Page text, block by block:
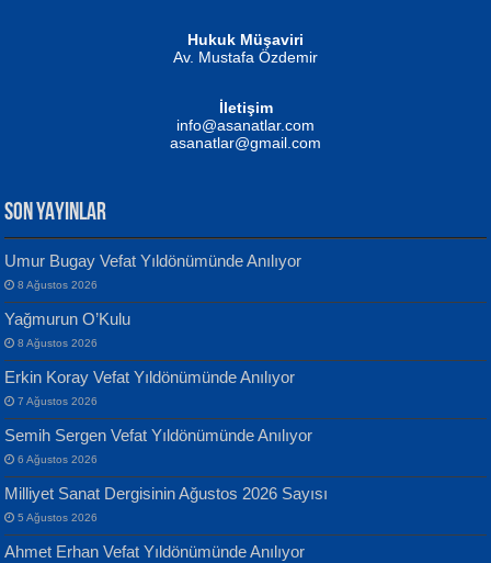
MUSTAFA KELOĞLU
Yarına İz Bırakmak...
ATİLLA ÖZEN
Sultan Olmadan Önce Eyüp...
Yılmaz Ekinci
Geceye Söylenen...
Banu Sancak
Defterimden İçeri...
Hukuk Müşaviri
Av. Mustafa Özdemir
İletişim
info@asanatlar.com
asanatlar@gmail.com
SON YAYINLAR
Umur Bugay Vefat Yıldönümünde Anılıyor
8 Ağustos 2026
Yağmurun O’Kulu
8 Ağustos 2026
Erkin Koray Vefat Yıldönümünde Anılıyor
7 Ağustos 2026
Semih Sergen Vefat Yıldönümünde Anılıyor
6 Ağustos 2026
Milliyet Sanat Dergisinin Ağustos 2026 Sayısı
5 Ağustos 2026
Ahmet Erhan Vefat Yıldönümünde Anılıyor